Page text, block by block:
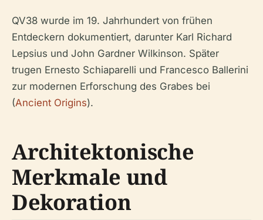
QV38 wurde im 19. Jahrhundert von frühen
Entdeckern dokumentiert, darunter Karl Richard
Lepsius und John Gardner Wilkinson. Später
trugen Ernesto Schiaparelli und Francesco Ballerini
zur modernen Erforschung des Grabes bei
(Ancient Origins).
Architektonische
Merkmale und
Dekoration